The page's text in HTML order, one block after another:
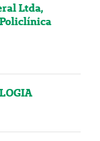
Ltda,